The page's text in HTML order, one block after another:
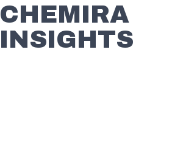
CHEMIRA
INSIGHTS